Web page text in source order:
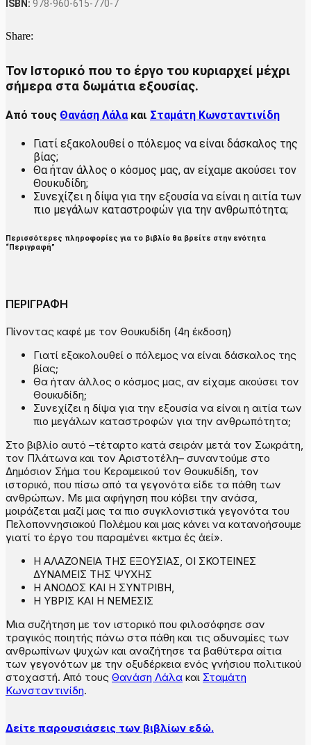
ISBN: 978-960-615-770-7
Share:
Τον Ιστορικό που το έργο του κυριαρχεί μέχρι
σήμερα στα δωμάτια εξουσίας.
Από τους Θανάση Λάλακαι Σταμάτη Κωνσταντινίδη
Γιατί εξακολουθεί ο πόλεμος να είναι δάσκαλος της
βίας;
Θα ήταν άλλος ο κόσμος μας, αν είχαμε ακούσει τον
Θουκυδίδη;
Συνεχίζει η δίψα για την εξουσία να είναι η αιτία των
πιο μεγάλων καταστροφών για την ανθρωπότητα;
Περισσότερες πληροφορίες για το βιβλίο θα βρείτε στην ενότητα
“Περιγραφή”
ΠΕΡΙΓΡΑΦΗ
Πίνοντας καφέ με τον Θουκυδίδη (4η έκδοση)
Γιατί εξακολουθεί ο πόλεμος να είναι δάσκαλος της
βίας;
Θα ήταν άλλος ο κόσμος μας, αν είχαμε ακούσει τον
Θουκυδίδη;
Συνεχίζει η δίψα για την εξουσία να είναι η αιτία των
πιο μεγάλων καταστροφών για την ανθρωπότητα;
Στο βιβλίο αυτό –τέταρτο κατά σειράν μετά τον Σωκράτη,
τον Πλάτωνα και τον Αριστοτέλη– συναντούμε στο
Δημόσιον Σήμα του Κεραμεικού τον Θουκυδίδη, τον
ιστορικό, που πίσω από τα γεγονότα είδε τα πάθη των
ανθρώπων. Με μια αφήγηση που κόβει την ανάσα,
μοιράζεται μαζί μας τα πιο συγκλονιστικά γεγονότα του
Πελοποννησιακού Πολέμου και μας κάνει να κατανοήσουμε
γιατί το έργο του παραμένει «κτῆμα ἐς ἀεί».
Η ΑΛΑΖΟΝΕΙΑ ΤΗΣ ΕΞΟΥΣΙΑΣ, ΟΙ ΣΚΟΤΕΙΝΕΣ
ΔΥΝΑΜΕΙΣ ΤΗΣ ΨΥΧΗΣ
Η ΑΝΟΔΟΣ ΚΑΙ Η ΣΥΝΤΡΙΒΗ,
Η ΥΒΡΙΣ ΚΑΙ Η ΝΕΜΕΣΙΣ
Μια συζήτηση με τον ιστορικό που φιλοσόφησε σαν
τραγικός ποιητής πάνω στα πάθη και τις αδυναμίες των
ανθρωπίνων ψυχών και αναζήτησε τα βαθύτερα αίτια
των γεγονότων με την οξυδέρκεια ενός γνήσιου πολιτικού
στοχαστή. Από τους Θανάση Λάλα και Σταμάτη
Κωνσταντινίδη.
Δείτε παρουσιάσεις των βιβλίων εδώ.